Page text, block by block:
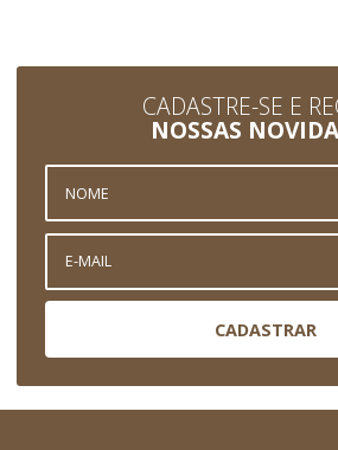
CADASTRE-SE E
NOSSAS
CADASTRAR